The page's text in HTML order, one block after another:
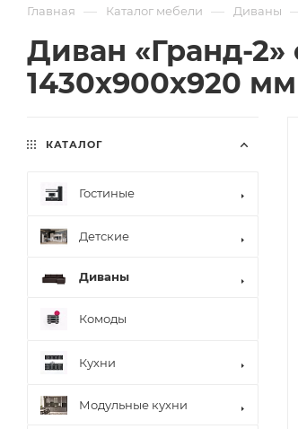
Главная — Каталог мебели — Диваны
Диван «Гранд-
1430х900х920 мм
КАТАЛОГ
Гостиные
Детские
Диваны
Комоды
Кухни
Модульные кухни